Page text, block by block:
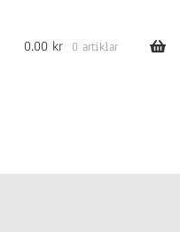
0.00 kr 0 artiklar